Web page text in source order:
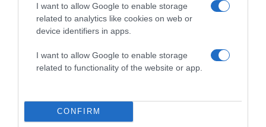
I want to allow Google to enable storage
related to analytics like cookies on web or
device identifiers in apps.
I want to allow Google to enable storage
related to functionality of the website or app.
CONFIRM
Korábbi bejegyzések Következő bejegyzés
HASONLÓ BEJEGYZÉSEK